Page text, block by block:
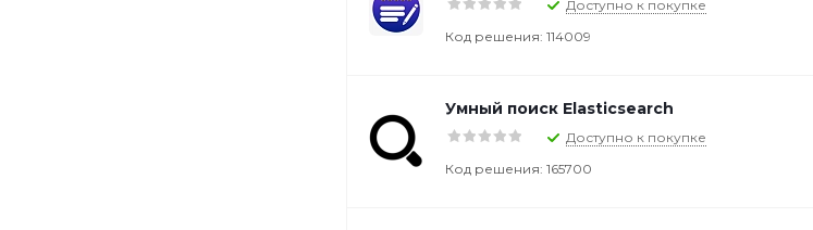
Доступно к покупке
Код решения: 114009
Умный поиск Elasticsearch
Доступно к покупке
Код решения: 165700